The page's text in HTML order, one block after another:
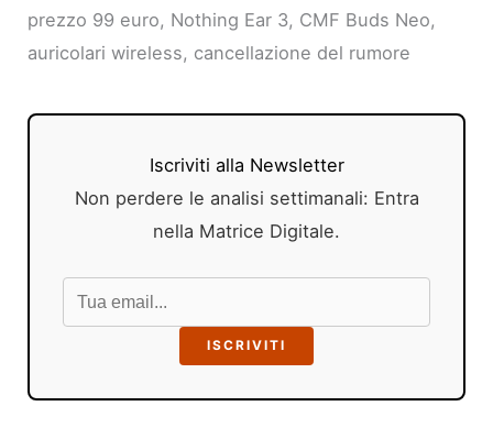
prezzo 99 euro, Nothing Ear 3, CMF Buds Neo,
auricolari wireless, cancellazione del rumore
Iscriviti alla Newsletter
Non perdere le analisi settimanali: Entra
nella Matrice Digitale.
ISCRIVITI